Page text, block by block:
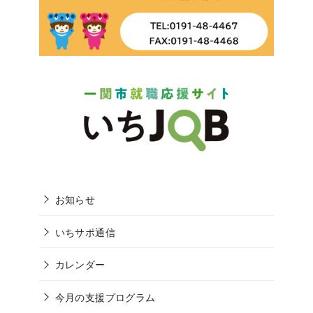
お知らせ
いちサポ通信
カレンダー
今月の支援プログラム